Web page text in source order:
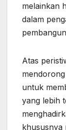
melainkan
dalam
Atas
untuk
yang lebih
khususnya